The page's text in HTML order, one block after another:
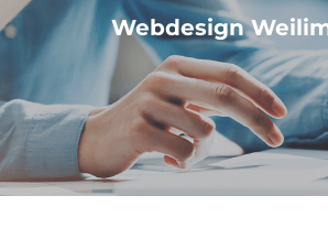
Webdesign